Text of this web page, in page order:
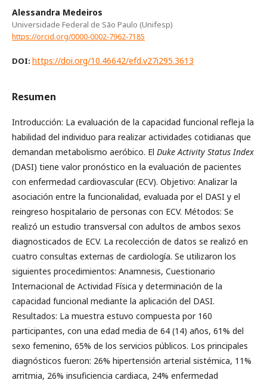
Alessandra Medeiros
Universidade Federal de São Paulo (Unifesp)
https://orcid.org/0000-0002-7962-7185
DOI: https://doi.org/10.46642/efd.v27i295.3613
Resumen
Introducción: La evaluación de la capacidad funcional refleja la
habilidad del individuo para realizar actividades cotidianas que
demandan metabolismo aeróbico. El Duke Activity Status Index
(DASI) tiene valor pronóstico en la evaluación de pacientes
con enfermedad cardiovascular (ECV). Objetivo: Analizar la
asociación entre la funcionalidad, evaluada por el DASI y el
reingreso hospitalario de personas con ECV. Métodos: Se
realizó un estudio transversal con adultos de ambos sexos
diagnosticados de ECV. La recolección de datos se realizó en
cuatro consultas externas de cardiología. Se utilizaron los
siguientes procedimientos: Anamnesis, Cuestionario
Internacional de Actividad Física y determinación de la
capacidad funcional mediante la aplicación del DASI.
Resultados: La muestra estuvo compuesta por 160
participantes, con una edad media de 64 (14) años, 61% del
sexo femenino, 65% de los servicios públicos. Los principales
diagnósticos fueron: 26% hipertensión arterial sistémica, 11%
arritmia, 26% insuficiencia cardiaca, 24% enfermedad